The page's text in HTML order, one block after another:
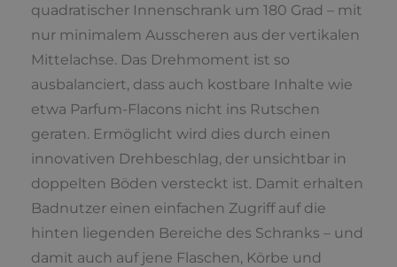
quadratischer Innenschrank um 180 Grad – mit
nur minimalem Ausscheren aus der vertikalen
Mittelachse. Das Drehmoment ist so
ausbalanciert, dass auch kostbare Inhalte wie
etwa Parfum-Flacons nicht ins Rutschen
geraten. Ermöglicht wird dies durch einen
innovativen Drehbeschlag, der unsichtbar in
doppelten Böden versteckt ist. Damit erhalten
Badnutzer einen einfachen Zugriff auf die
hinten liegenden Bereiche des Schranks – und
damit auch auf jene Flaschen, Körbe und